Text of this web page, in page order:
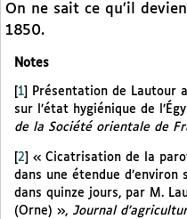
On ne sait ce qu’il
1850.
Notes
1
Présentation de Lautour
sur l’état hygiénique de
de la Société orientale de
2
« Cicatrisation de la
dans une étendue
dans quinze jours, par M.
(Orne) », Journal